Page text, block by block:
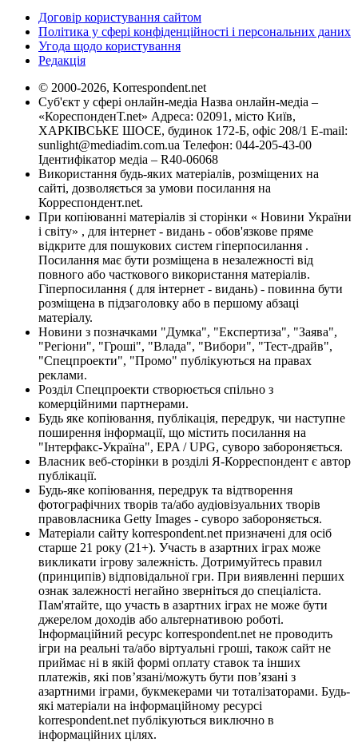
Договір користування сайтом
Політика у сфері конфіденційності і персональних даних
Угода щодо користування
Редакція
© 2000-2026, Korrespondent.net
Суб'єкт у сфері онлайн-медіа Назва онлайн-медіа –
«КореспонденТ.net» Адреса: 02091, місто Київ,
ХАРКІВСЬКЕ ШОСЕ, будинок 172-Б, офіс 208/1 E-mail:
sunlight@mediadim.com.ua Телефон: 044-205-43-00
Ідентифікатор медіа – R40-06068
Використання будь-яких матеріалів, розміщених на
сайті, дозволяється за умови посилання на
Корреспондент.net.
При копіюванні матеріалів зі сторінки « Новини України
і світу» , для інтернет - видань - обов'язкове пряме
відкрите для пошукових систем гіперпосилання .
Посилання має бути розміщена в незалежності від
повного або часткового використання матеріалів.
Гіперпосилання ( для інтернет - видань) - повинна бути
розміщена в підзаголовку або в першому абзаці
матеріалу.
Новини з позначками "Думка", "Експертиза", "Заява",
"Регіони", "Гроші", "Влада", "Вибори", "Тест-драйв",
"Спецпроекти", "Промо" публікуються на правах
реклами.
Розділ Спецпроекти створюється спільно з
комерційними партнерами.
Будь яке копіювання, публікація, передрук, чи наступне
поширення інформації, що містить посилання на
"Інтерфакс-Україна", EPA / UPG, суворо забороняється.
Власник веб-сторінки в розділі Я-Корреспондент є автор
публікації.
Будь-яке копіювання, передрук та відтворення
фотографічних творів та/або аудіовізуальних творів
правовласника Getty Images - суворо забороняється.
Матеріали сайту korrespondent.net призначені для осіб
старше 21 року (21+). Участь в азартних іграх може
викликати ігрову залежність. Дотримуйтесь правил
(принципів) відповідальної гри. При виявленні перших
ознак залежності негайно зверніться до спеціаліста.
Пам'ятайте, що участь в азартних іграх не може бути
джерелом доходів або альтернативою роботі.
Інформаційний ресурс korrespondent.net не проводить
ігри на реальні та/або віртуальні гроші, також сайт не
приймає ні в якій формі оплату ставок та інших
платежів, які пов’язані/можуть бути пов’язані з
азартними іграми, букмекерами чи тоталізаторами. Будь-
які матеріали на інформаційному ресурсі
korrespondent.net публікуються виключно в
інформаційних цілях.